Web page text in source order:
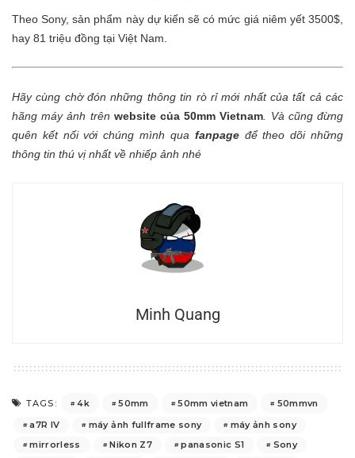
Theo Sony, sản phẩm này dự kiến sẽ có mức giá niêm yết 3500$,
hay 81 triệu đồng tại Việt Nam.
Hãy cùng chờ đón những thông tin rò rỉ mới nhất của tất cả các
hãng máy ảnh trên website của 50mm Vietnam
Và cũng đừng
quên kết nối với chúng mình qua fanpageđể theo dõi những
thông tin thú vị nhất về nhiếp ảnh nhé
Minh Quang
TAGS: 4k 50mm 50mm vietnam
50mmvn
a7R IV
máy ảnh fullframe sony
máy ảnh sony
mirrorless
Nikon Z7 panasonic S1
Sony